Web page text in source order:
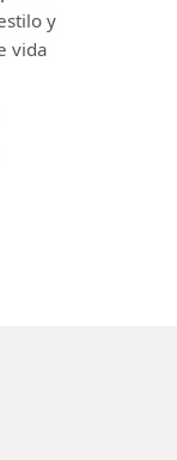
y
vida